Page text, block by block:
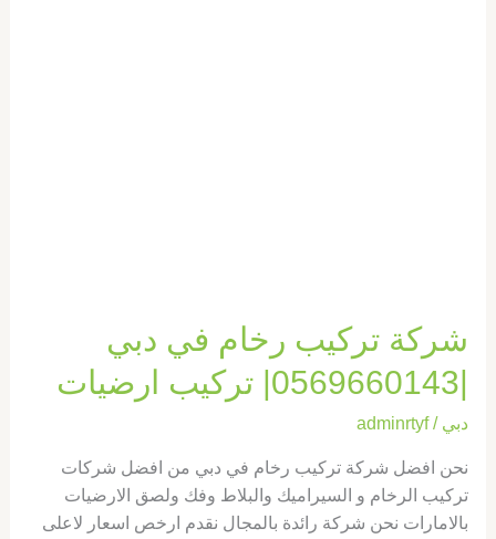
شركة تركيب رخام في دبي
|0569660143| تركيب ارضيات
دبي /
adminrtyf
نحن افضل شركة تركيب رخام في دبي من افضل شركات
تركيب الرخام و السيراميك والبلاط وفك ولصق الارضيات
بالامارات نحن شركة رائدة بالمجال نقدم ارخص اسعار لاعلى